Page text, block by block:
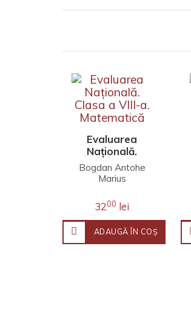
Evaluarea
Națională.
Clasa a VIII-a.
Matematică
Bogdan Antohe
Marius
Florin Antohe
3200 lei
ADAUGĂ ÎN COŞ